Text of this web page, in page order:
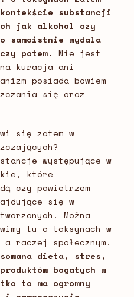
substancji
jak alkohol czy
wydala
potem. Nie jest
kuracja ani
posiada bowiem
się oraz
się zatem w
występujące w
które
czy powietrzem
się w
Można
tu o toksynach w
a raczej społecznym.
dieta, stres,
bogatych w
to ma ogromny